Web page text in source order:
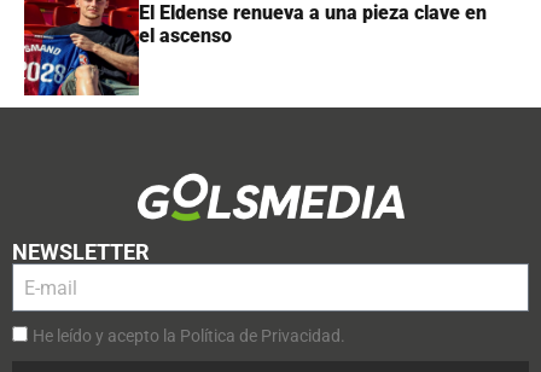
El Eldense renueva a una pieza clave en
el ascenso
NEWSLETTER
He leído y acepto la Política de Privacidad.